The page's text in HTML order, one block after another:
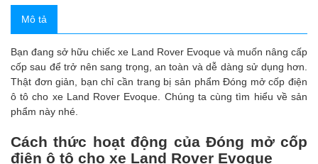
Mô tả
Bạn đang sở hữu chiếc xe Land Rover Evoque và muốn nâng cấp
cốp sau để trở nên sang trọng, an toàn và dễ dàng sử dụng hơn.
Thật đơn giản, bạn chỉ cần trang bị sản phẩm Đóng mở cốp điện
ô tô cho xe Land Rover Evoque. Chúng ta cùng tìm hiểu về sản
phẩm này nhé.
Cách thức hoạt động của Đóng mở cốp
điện ô tô cho xe Land Rover Evoque